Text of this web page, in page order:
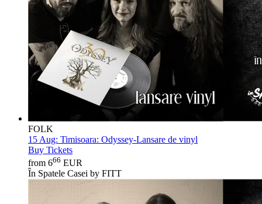
FOLK
15 Aug: Timisoara: Odyssey-Lansare de vinyl
Buy Tickets
from 666 EUR
În Spatele Casei by FITT